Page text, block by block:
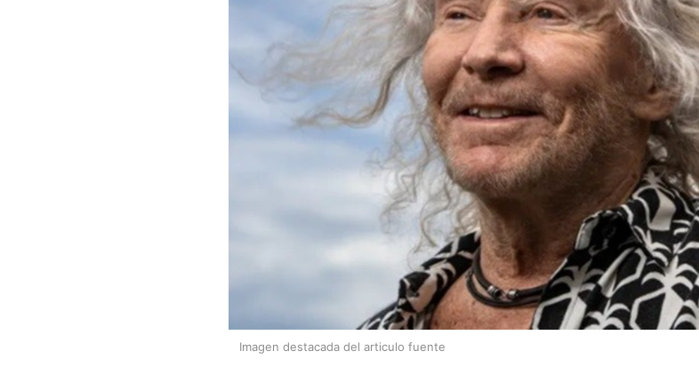
Imagen destacada del articulo fuente